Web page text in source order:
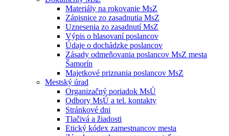
Materiály na rokovanie MsZ
Zápisnice zo zasadnutia MsZ
Uznesenia zo zasadnutí MsZ
Výpis o hlasovaní poslancov
Údaje o dochádzke poslancov
Zásady odmeňovania poslancov MsZ mesta
Šamorín
Majetkové priznania poslancov MsZ
Mestský úrad
Organizačný poriadok MsÚ
Odbory MsÚ a tel. kontakty
Stránkové dni
Tlačivá a žiadosti
Etický kódex zamestnancov mesta